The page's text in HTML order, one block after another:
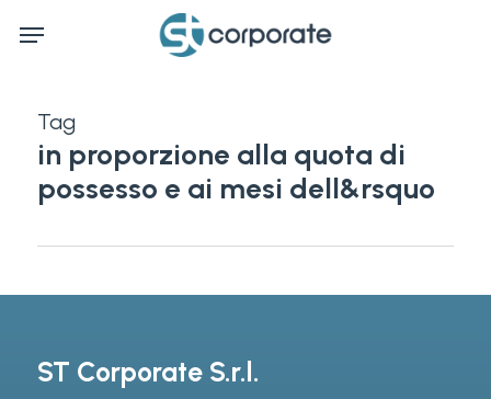
Menu
Tag
in proporzione alla quota di
possesso e ai mesi dell&rsquo
ST Corporate S.r.l.